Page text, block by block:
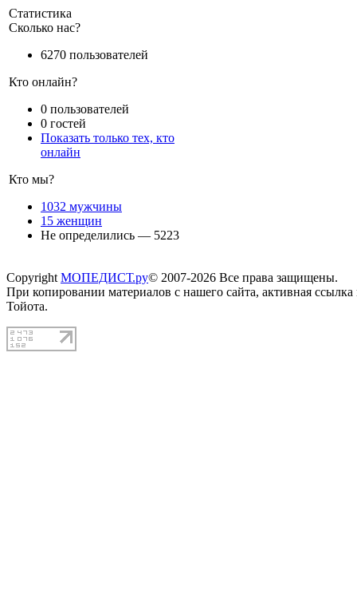
Статистика
Сколько нас?
6270 пользователей
Кто онлайн?
0 пользователей
0 гостей
Показать только тех, кто
онлайн
Кто мы?
1032 мужчины
15 женщин
Не определились — 5223
Copyright МОПЕДИСТ.ру© 2007-2026 Все права защищены.
При копировании материалов с нашего сайта, активная
Тойота.